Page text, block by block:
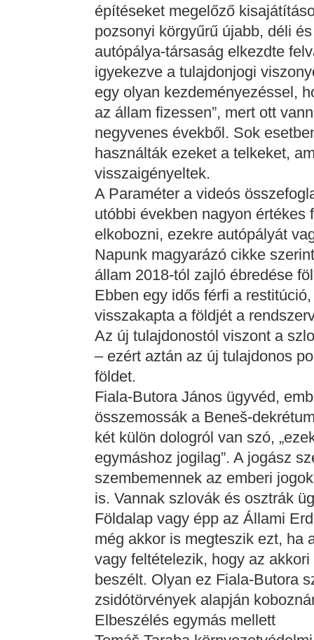
építéseket megelőző
pozsonyi körgyűrű újabb, déli
autópálya-társaság elkezdte
igyekezve a tulajdonjogi
egy olyan kezdeményezéssel,
az állam fizessen”, mert ott
negyvenes évekből. Sok
használták ezeket a telkeket,
visszaigényeltek.
A Paraméter a videós
utóbbi években nagyon
elkobozni, ezekre autópályát
Napunk magyarázó cikke
állam 2018-tól zajló ébredése
Ebben egy idős férfi a
visszakapta a földjét a
Az új tulajdonostól viszont a
– ezért aztán az új tulajdonos
földet.
Fiala-Butora János ügyvéd,
összemossák a Beneš-
két külön dologról van szó,
egymáshoz jogilag”. A jogász
szembemennek az emberi
is. Vannak szlovák és osztrák
Földalap vagy épp az Állami
még akkor is megteszik ezt, ha
vagy feltételezik, hogy az
beszélt. Olyan ez Fiala-Butora
zsidótörvények alapján
Elbeszélés egymás mellett